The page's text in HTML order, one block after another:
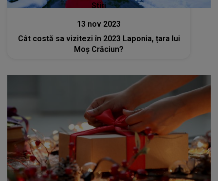
Stiri
13 nov 2023
Cât costă sa vizitezi în 2023 Laponia, țara lui
Moș Crăciun?